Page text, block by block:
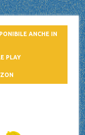
ANCHE IN
PLAY